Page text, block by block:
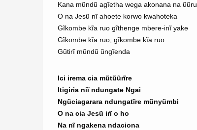
Kana mũndũ agĩetha wega akonana na ũũru
O na Jesũ nĩ ahoete korwo kwahoteka
Gĩkombe kĩa ruo gĩthenge mbere-inĩ yake
Gĩkombe kĩa ruo, gĩkombe kĩa ruo
Gũtirĩ mũndũ ũngĩenda
Ici irema cia mũtũũrĩre
Itigiria niĩ ndungate Ngai
Ngũciagarara ndungatĩre mũnyũmbi
O na cia Jesũ irĩ o ho
Na nĩ ngakena ndaciona